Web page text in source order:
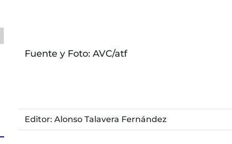
Fuente y Foto: AVC/atf
Editor: Alonso Talavera Fernández